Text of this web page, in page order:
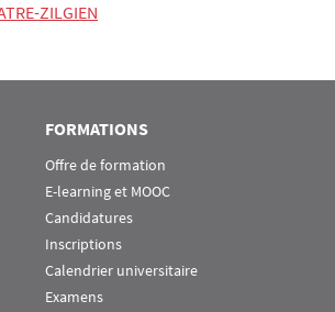
ZILGIEN
FORMATIONS
Offre de formation
E-learning et MOOC
Candidatures
Inscriptions
Calendrier universitaire
Examens